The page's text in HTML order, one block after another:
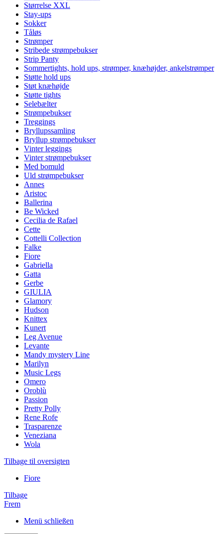
Størrelse XXL
Stay-ups
Sokker
Tåløs
Strømper
Stribede strømpebukser
Strip Panty
Sommertights, hold ups, strømper, knæhøjder, ankelstrømper
Støtte hold ups
Støt knæhøjde
Støtte tights
Selebælter
Strømpebukser
Treggings
Bryllupssamling
Bryllup strømpebukser
Vinter leggings
Vinter strømpebukser
Med bomuld
Uld strømpebukser
Annes
Aristoc
Ballerina
Be Wicked
Cecilia de Rafael
Cette
Cottelli Collection
Falke
Fiore
Gabriella
Gatta
Gerbe
GIULIA
Glamory
Hudson
Knittex
Kunert
Leg Avenue
Levante
Mandy mystery Line
Marilyn
Music Legs
Omero
Oroblù
Passion
Pretty Polly
Rene Rofe
Trasparenze
Veneziana
Wola
Tilbage til oversigten
Fiore
Tilbage
Frem
Menü schließen